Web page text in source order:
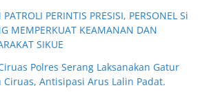
PERINTIS PRESISI, PERSONEL Si
MEMPERKUAT KEAMANAN DAN
SIKUE
Polres Serang Laksanakan Gatur
Ciruas, Antisipasi Arus Lalin Padat.